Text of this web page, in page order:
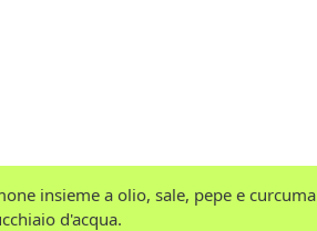
insieme a olio, sale, pepe e curcuma
d'acqua.